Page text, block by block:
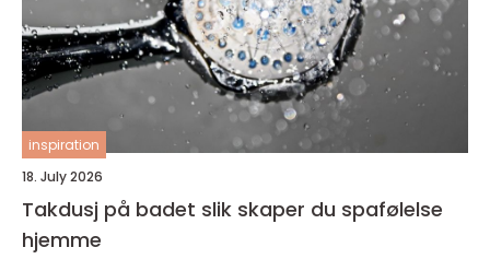
inspiration
18. July 2026
Takdusj på badet slik skaper du spafølelse
hjemme